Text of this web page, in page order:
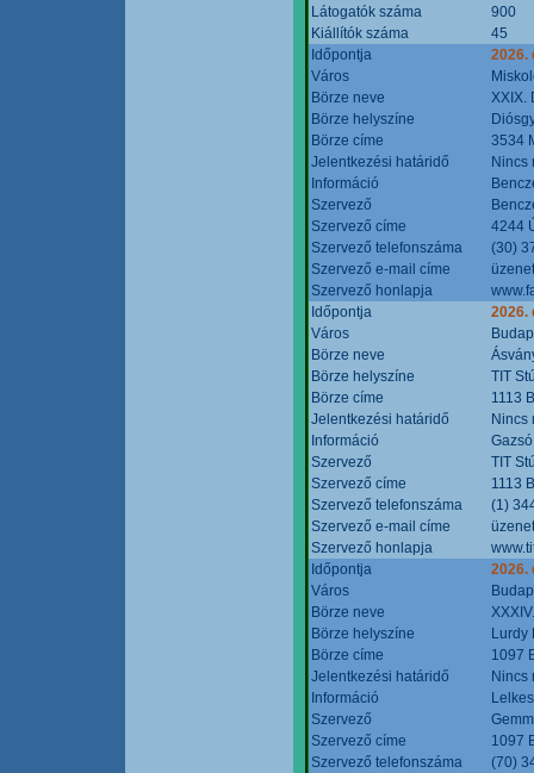
Látogatók száma
900
Kiállítók száma
45
Időpontja
2026.
Város
Börze neve
XXIX.
Börze helyszíne
Börze címe
3534
Jelentkezési határidő
Nincs
Információ
Szervező
Szervező címe
4244
Szervező telefonszáma
(30)
Szervező e-mail címe
Szervező honlapja
Időpontja
2026.
Város
Börze neve
Börze helyszíne
TIT
Börze címe
1113
Jelentkezési határidő
Nincs
Információ
Szervező
TIT
Szervező címe
1113
Szervező telefonszáma
(1)
Szervező e-mail címe
Szervező honlapja
Időpontja
2026.
Város
Börze neve
Börze helyszíne
Lurdy
Börze címe
1097
Jelentkezési határidő
Nincs
Információ
Szervező
Szervező címe
1097
Szervező telefonszáma
(70)